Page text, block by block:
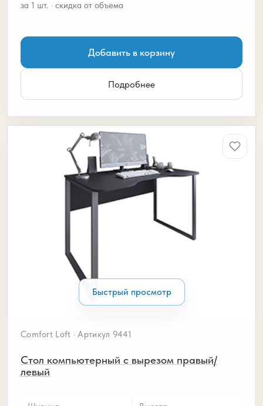
Добавить в корзину
Подробнее
Быстрый просмотр
Comfort Loft · Артикул 9441
Стол компьютерный с вырезом правый/
левый